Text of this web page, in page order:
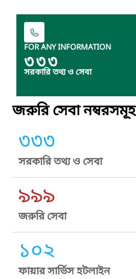
FOR ANY INFORMATION
৩৩৩
সরকারি তথ্য ও সেবা
জরুরি সেবা নম্বরসমূহ
৩৩৩
সরকারি তথ্য ও সেবা
৯৯৯
জরুরি সেবা
১০২
ফায়ার সার্ভিস হটলাইন